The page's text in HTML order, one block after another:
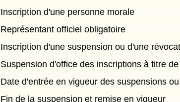
Inscription d'une personne morale
Représentant officiel obligatoire
Inscription d'une suspension ou d'une
Suspension d'office des inscriptions à titre
Date d'entrée en vigueur des suspensions
Fin de la suspension et remise en vigueur